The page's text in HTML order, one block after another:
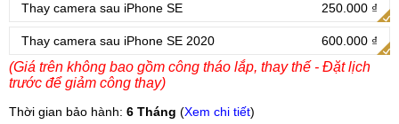
Thay camera sau iPhone SE 250.000 ₫
Thay camera sau iPhone SE 2020 600.000 ₫
(Giá trên không bao gồm công tháo lắp, thay thế - Đặt lịch
trước để giảm công thay)
Thời gian bảo hành: 6 Tháng (Xem chi tiết)